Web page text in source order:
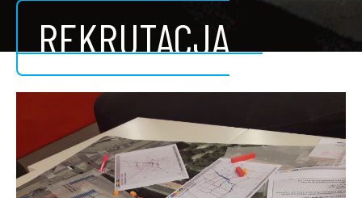
REKRUTACJA
ONLINE - STUDIA
MAGISTERSKIE